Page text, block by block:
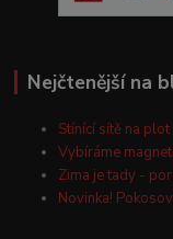
Nejčtenější na
Stínící sítě na plot
Vybíráme
Zima je tady -
Novinka!